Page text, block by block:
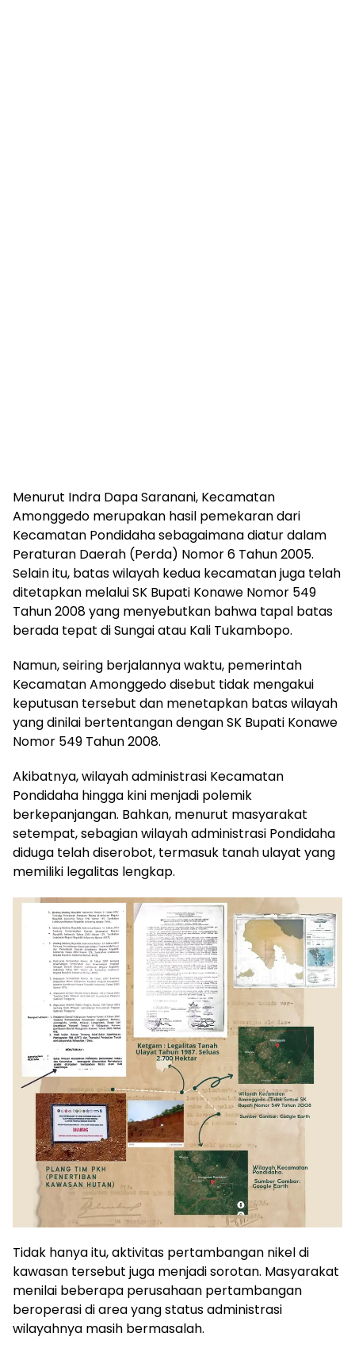
Menurut Indra Dapa Saranani, Kecamatan
Amonggedo merupakan hasil pemekaran dari
Kecamatan Pondidaha sebagaimana diatur dalam
Peraturan Daerah (Perda) Nomor 6 Tahun 2005.
Selain itu, batas wilayah kedua kecamatan juga telah
ditetapkan melalui SK Bupati Konawe Nomor 549
Tahun 2008 yang menyebutkan bahwa tapal batas
berada tepat di Sungai atau Kali Tukambopo.
Namun, seiring berjalannya waktu, pemerintah
Kecamatan Amonggedo disebut tidak mengakui
keputusan tersebut dan menetapkan batas wilayah
yang dinilai bertentangan dengan SK Bupati Konawe
Nomor 549 Tahun 2008.
Akibatnya, wilayah administrasi Kecamatan
Pondidaha hingga kini menjadi polemik
berkepanjangan. Bahkan, menurut masyarakat
setempat, sebagian wilayah administrasi Pondidaha
diduga telah diserobot, termasuk tanah ulayat yang
memiliki legalitas lengkap.
Tidak hanya itu, aktivitas pertambangan nikel di
kawasan tersebut juga menjadi sorotan. Masyarakat
menilai beberapa perusahaan pertambangan
beroperasi di area yang status administrasi
wilayahnya masih bermasalah.